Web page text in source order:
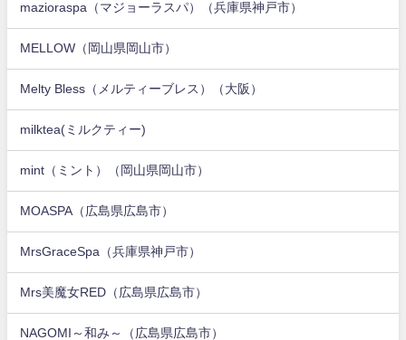
mazioraspa（マジョーラスパ）（兵庫県神戸市）
MELLOW（岡山県岡山市）
Melty Bless（メルティーブレス）（大阪）
milktea(ミルクティー)
mint（ミント）（岡山県岡山市）
MOASPA（広島県広島市）
MrsGraceSpa（兵庫県神戸市）
Mrs美魔女RED（広島県広島市）
NAGOMI～和み～（広島県広島市）